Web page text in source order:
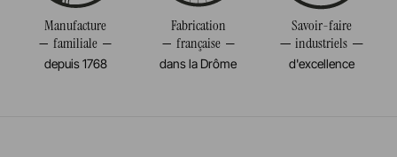
Manufacture
familiale
depuis 1768
Fabrication
française
dans la Drôme
Savoir-faire
industriels
d'excellence